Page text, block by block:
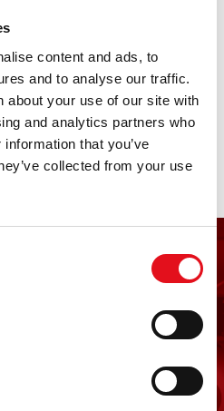
content and ads, to
and to analyse our traffic.
about your use of our site with
and analytics partners who
that you’ve
collected from your use
2026 · Wien · open in
рассылку